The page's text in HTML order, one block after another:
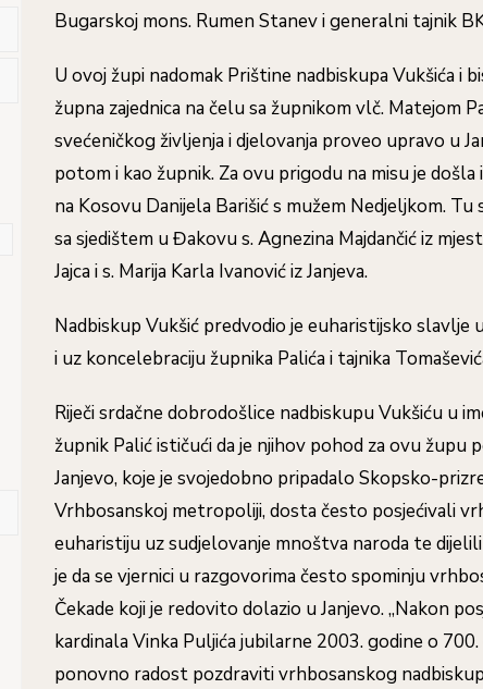
Bugarskoj mons. Rumen Stanev i generalni tajnik
U ovoj župi nadomak Prištine nadbiskupa Vukšića i
župna zajednica na čelu sa župnikom vlč. Matejom
svećeničkog življenja i djelovanja proveo upravo u
potom i kao župnik. Za ovu prigodu na misu je
na Kosovu Danijela Barišić s mužem Nedjeljkom.
sa sjedištem u Đakovu s. Agnezina Majdančić iz
Jajca i s. Marija Karla Ivanović iz Janjeva.
Nadbiskup Vukšić predvodio je euharistijsko slavlje
i uz koncelebraciju župnika Palića i tajnika
Riječi srdačne dobrodošlice nadbiskupu Vukšiću u
župnik Palić ističući da je njihov pohod za ovu župu
Janjevo, koje je svojedobno pripadalo Skopsko-
Vrhbosanskoj metropoliji, dosta često posjećivali
euharistiju uz sudjelovanje mnoštva naroda te
je da se vjernici u razgovorima često spominju
Čekade koji je redovito dolazio u Janjevo. „Nakon
kardinala Vinka Puljića jubilarne 2003. godine o
ponovno radost pozdraviti vrhbosanskog